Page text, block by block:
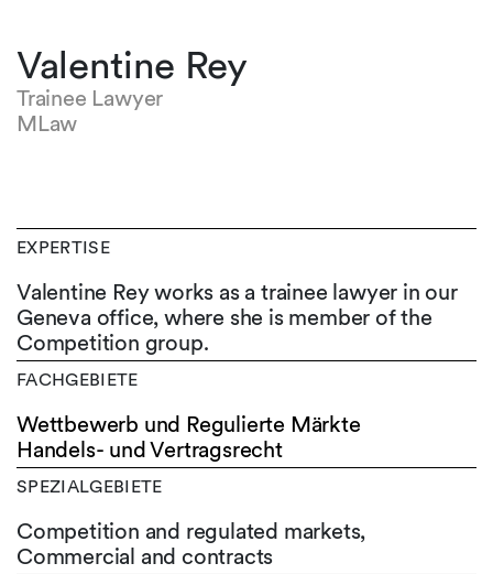
Valentine Rey
Trainee Lawyer
MLaw
EXPERTISE
Valentine Rey works as a trainee lawyer in our
Geneva office, where she is member of the
Competition group.
FACHGEBIETE
Wettbewerb und Regulierte Märkte
Handels- und Vertragsrecht
SPEZIALGEBIETE
Competition and regulated markets,
Commercial and contracts